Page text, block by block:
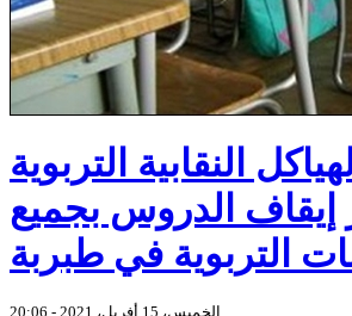
النقابية التربوية
إيقاف الدروس بجميع
التربوية في طبربة
الخميس، 15 أفريل، 2021 - 20:06